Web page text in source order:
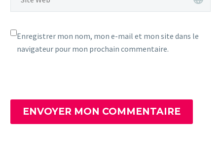
Enregistrer mon nom, mon e-mail et mon site dans le
navigateur pour mon prochain commentaire.
ENVOYER MON COMMENTAIRE